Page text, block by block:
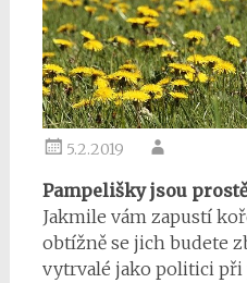
5.2.2019
Pampelišky jsou
Jakmile vám zapustí
obtížně se jich budete
vytrvalé jako politici